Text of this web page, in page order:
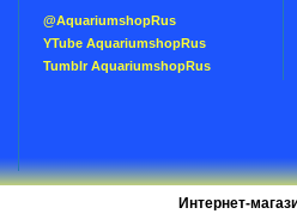
@AquariumshopRus
YTube AquariumshopRus
Tumblr AquariumshopRus
Интернет-